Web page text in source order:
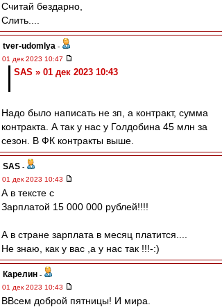
Считай бездарно,
Слить....
tver-udomlya -
01 дек 2023 10:47
SAS » 01 дек 2023 10:43
Надо было написать не зп, а контракт, сумма
контракта. А так у нас у Голдобина 45 млн за
сезон. В ФК контракты выше.
SAS -
01 дек 2023 10:43
А в тексте с
Зарплатой 15 000 000 рублей!!!!
А в стране зарплата в месяц платится....
Не знаю, как у вас ,а у нас так !!!-:)
Карелин -
01 дек 2023 10:43
ВВсем доброй пятницы! И мира.